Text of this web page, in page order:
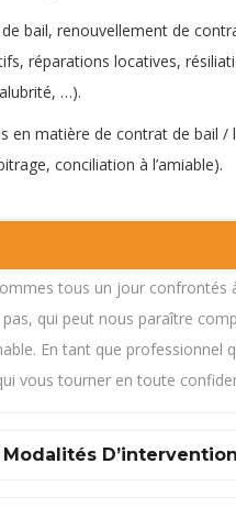
bail, renouvellement de
réparations locatives,
…).
en matière de contrat de bail
conciliation à l’amiable).
tous un jour confrontés
qui peut nous paraître
En tant que professionnel
vous tourner en toute